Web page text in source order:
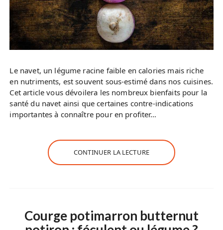
Le navet, un légume racine faible en calories mais riche
en nutriments, est souvent sous-estimé dans nos cuisines.
Cet article vous dévoilera les nombreux bienfaits pour la
santé du navet ainsi que certaines contre-indications
importantes à connaître pour en profiter…
CONTINUER LA LECTURE
Courge potimarron butternut